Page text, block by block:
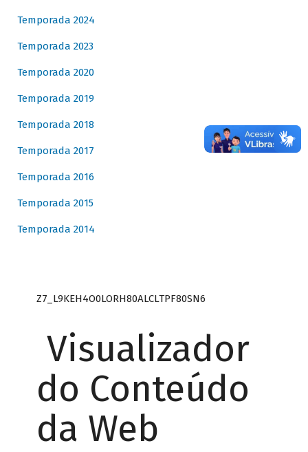
Temporada 2024
Temporada 2023
Temporada 2020
Temporada 2019
Temporada 2018
Temporada 2017
Temporada 2016
Temporada 2015
Temporada 2014
Z7_L9KEH4O0LORH80ALCLTPF80SN6
Visualizador
do Conteúdo
da Web